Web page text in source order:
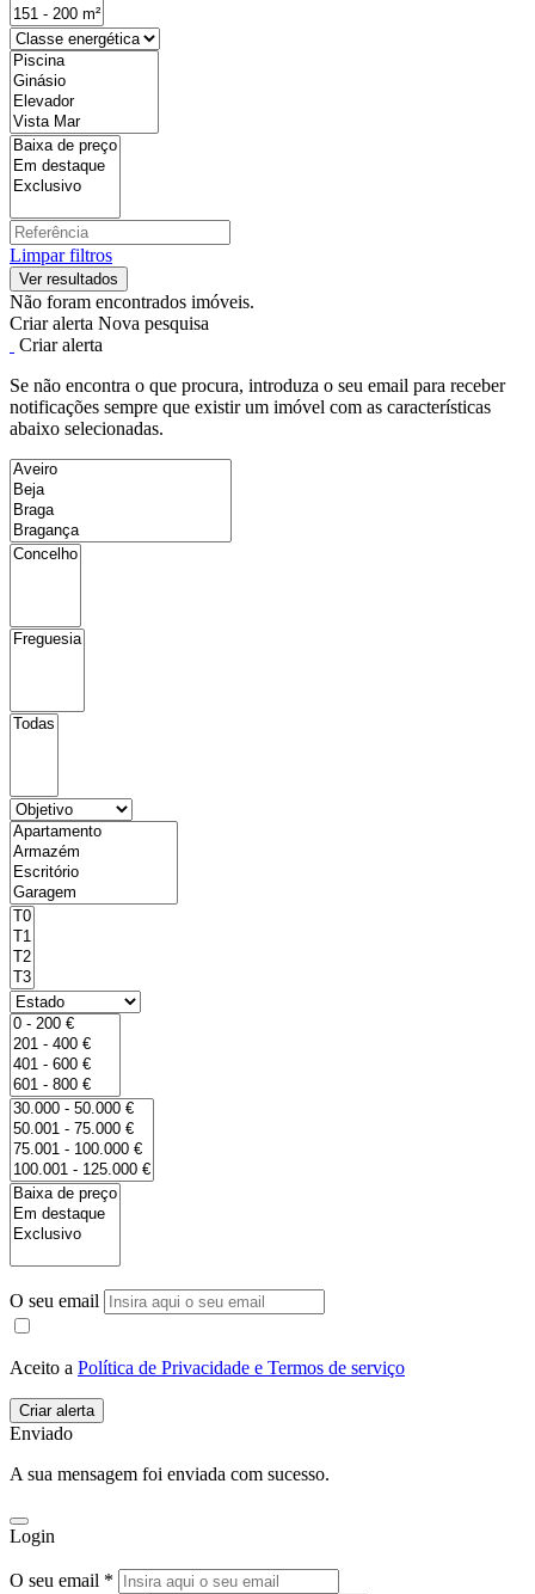
Limpar filtros
Não foram encontrados imóveis.
Criar alerta Nova pesquisa
Criar alerta
Se não encontra o que procura, introduza o seu email para receber
notificações sempre que existir um imóvel com as características
abaixo selecionadas.
O seu email
Aceito a Política de Privacidade e Termos de serviço
Enviado
A sua mensagem foi enviada com sucesso.
Login
O seu email *